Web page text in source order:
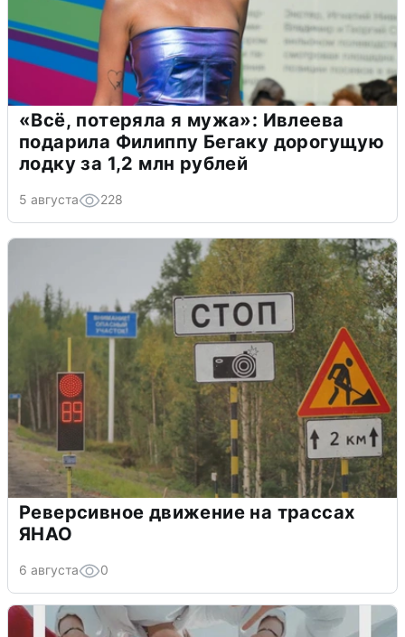
«Всё, потеряла я мужа»: Ивлеева
подарила Филиппу Бегаку дорогущую
лодку за 1,2 млн рублей
5 августа 228
Реверсивное движение на трассах
ЯНАО
6 августа 0